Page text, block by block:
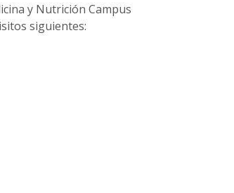
y Nutrición Campus
siguientes: